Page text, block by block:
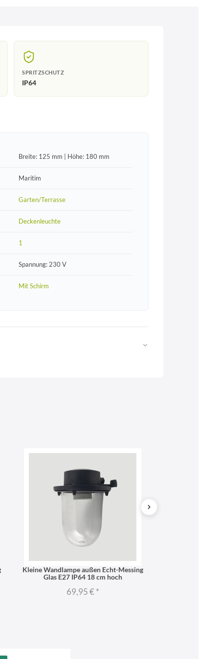
SPRITZSCHUTZ
IP64
Breite: 125 mm | Höhe: 180 mm
Maritim
Garten/Terrasse
Deckenleuchte
1
Spannung: 230 V
Mit Schirm
Kleine Wandlampe außen Echt-Messing
Glas E27 IP64 18 cm hoch
69,95 €*